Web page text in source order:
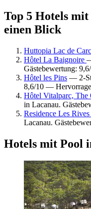
Top 5 Hotels
einen Blick
Huttopia Lac de
Hôtel La Baignoire
Gästebewertung:
Hôtel les Pins — 2-
8,6/10 —
Hôtel Vitalparc, The
in Lacanau.
Residence Les
Lacanau.
Hotels mit Pool